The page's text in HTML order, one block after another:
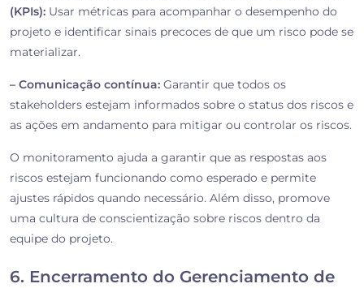
(KPIs): Usar métricas para acompanhar o desempenho do
projeto e identificar sinais precoces de que um risco pode se
materializar.
– Comunicação contínua: Garantir que todos os
stakeholders estejam informados sobre o status dos riscos e
as ações em andamento para mitigar ou controlar os riscos.
O monitoramento ajuda a garantir que as respostas aos
riscos estejam funcionando como esperado e permite
ajustes rápidos quando necessário. Além disso, promove
uma cultura de conscientização sobre riscos dentro da
equipe do projeto.
6. Encerramento do Gerenciamento de